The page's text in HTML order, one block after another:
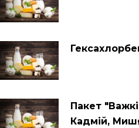
Пакет
Кадмій,